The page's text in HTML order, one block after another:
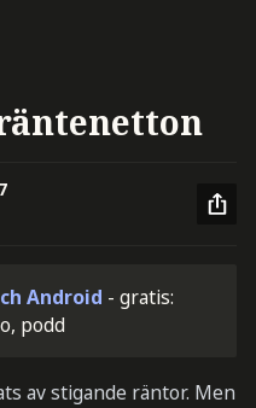
Android - gratis:
podd
av stigande räntor. Men